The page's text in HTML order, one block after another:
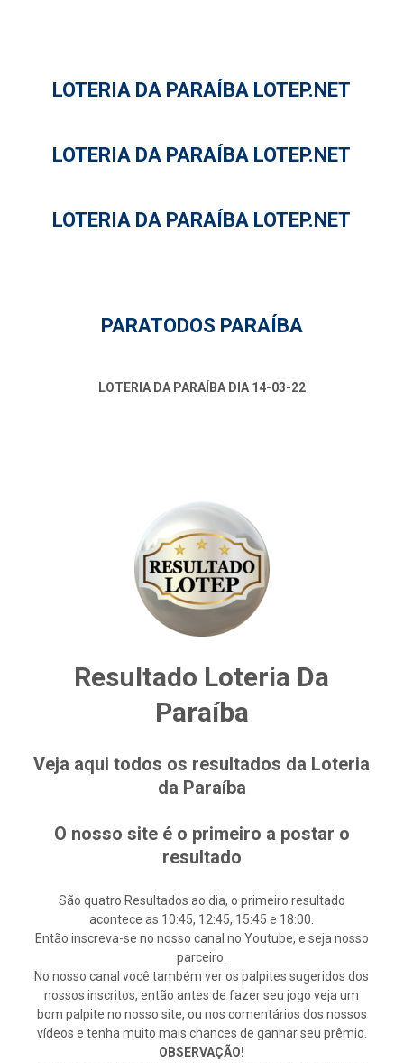
LOTERIA DA PARAÍBA LOTEP.NET
LOTERIA DA PARAÍBA LOTEP.NET
LOTERIA DA PARAÍBA LOTEP.NET
PARATODOS PARAÍBA
LOTERIA DA PARAÍBA DIA 14-03-22
Resultado Loteria Da
Paraíba
Veja aqui todos os resultados da Loteria
da Paraíba
O nosso site é o primeiro a postar o
resultado
São quatro Resultados ao dia, o primeiro resultado
acontece as 10:45, 12:45, 15:45 e 18:00.
Então inscreva-se no nosso canal no Youtube, e seja nosso
parceiro.
No nosso canal você também ver os palpites sugeridos dos
nossos inscritos, então antes de fazer seu jogo veja um
bom palpite no nosso site, ou nos comentários dos nossos
vídeos e tenha muito mais chances de ganhar seu prêmio.
OBSERVAÇÃO!